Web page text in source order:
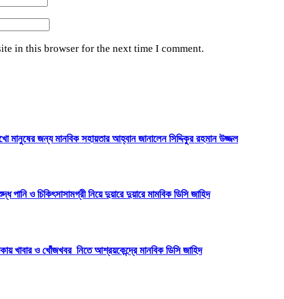
in this browser for the next time I comment.
মানুষের জন্য মানবিক সহায়তার আহ্বান জানালেন সিদ্দিকুর রহমান উজ্জল
পানি ও চিকিৎসাসামগ্রী নিয়ে দুয়ারে দুয়ারে মামবিক ডিসি জাহিদ
খাবার ও খোঁজখবর নিতে আশ্রয়কেন্দ্রে মানবিক ডিসি জাহিদ